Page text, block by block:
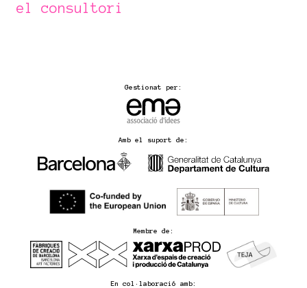
el consultori
Gestionat per:
Amb el suport de:
Membre de:
En col·laboració amb: